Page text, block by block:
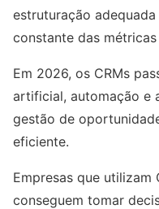
estruturação
constante das
Em 2026, os CRMs
artificial, automação e
gestão de
eficiente.
Empresas que
conseguem tomar